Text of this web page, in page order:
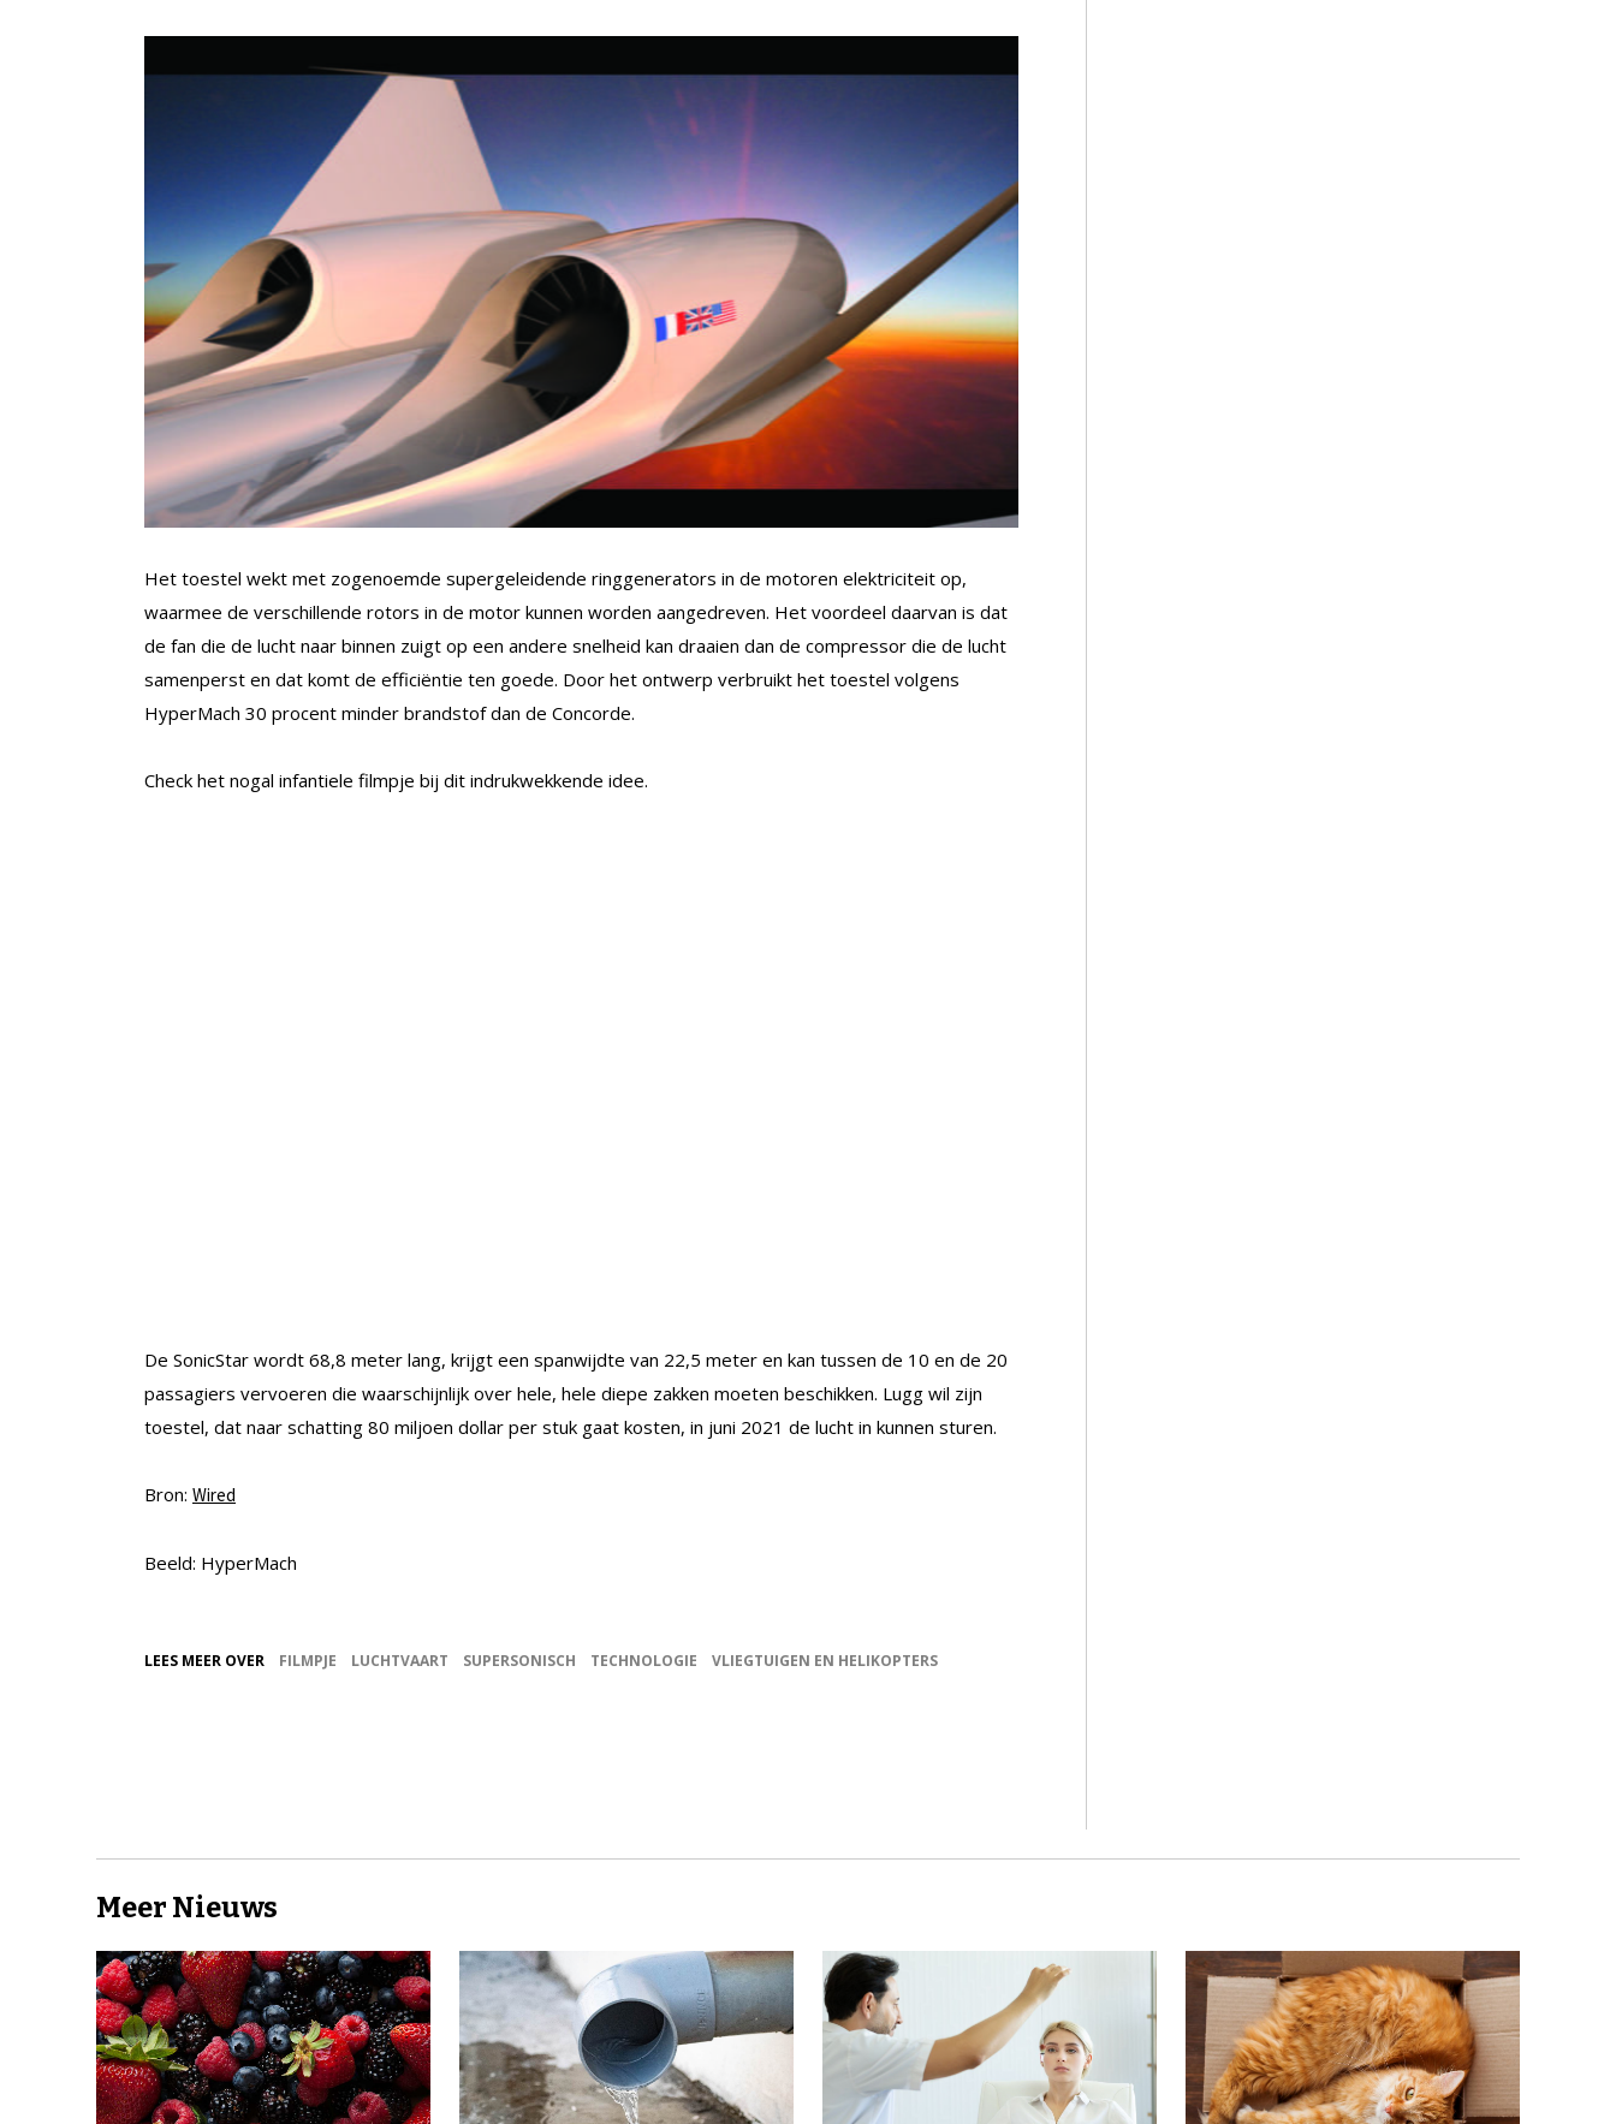
Het toestel wekt met zogenoemde supergeleidende ringgenerators in de motoren elektriciteit op,
waarmee de verschillende rotors in de motor kunnen worden aangedreven. Het voordeel daarvan is dat
de fan die de lucht naar binnen zuigt op een andere snelheid kan draaien dan de compressor die de lucht
samenperst en dat komt de efficiëntie ten goede. Door het ontwerp verbruikt het toestel volgens
HyperMach 30 procent minder brandstof dan de Concorde.
Check het nogal infantiele filmpje bij dit indrukwekkende idee.
De SonicStar wordt 68,8 meter lang, krijgt een spanwijdte van 22,5 meter en kan tussen de 10 en de 20
passagiers vervoeren die waarschijnlijk over hele, hele diepe zakken moeten beschikken. Lugg wil zijn
toestel, dat naar schatting 80 miljoen dollar per stuk gaat kosten, in juni 2021 de lucht in kunnen sturen.
Bron: Wired
Beeld: HyperMach
LEES MEER OVER FILMPJE LUCHTVAART SUPERSONISCH TECHNOLOGIE VLIEGTUIGEN EN HELIKOPTERS
Meer Nieuws